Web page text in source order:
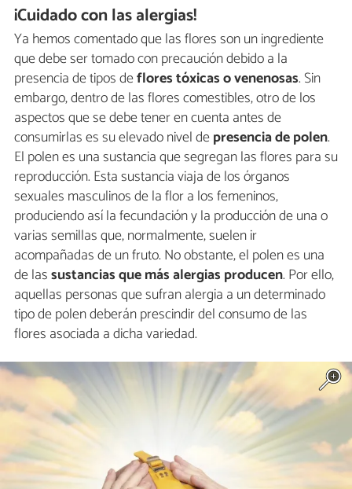
¡Cuidado con las alergias!
Ya hemos comentado que las flores son un ingrediente
que debe ser tomado con precaución debido a la
presencia de tipos deflores tóxicas o venenosas. Sin
embargo, dentro de las flores comestibles, otro de los
aspectos que se debe tener en cuenta antes de
consumirlas es su elevado nivel depresencia de polen.
El polen es una sustancia que segregan las flores para su
reproducción. Esta sustancia viaja de los órganos
sexuales masculinos de la flor a los femeninos,
produciendo así la fecundación y la producción de una o
varias semillas que, normalmente, suelen ir
acompañadas de un fruto. No obstante, el polen es una
de lassustancias que más alergias producen. Por ello,
aquellas personas que sufran alergia a un determinado
tipo de polen deberán prescindir del consumo de las
flores asociada a dicha variedad.